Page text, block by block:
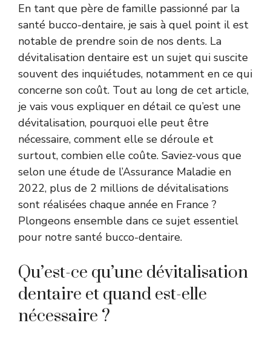
En tant que père de famille passionné par la
santé bucco-dentaire, je sais à quel point il est
notable de prendre soin de nos dents. La
dévitalisation dentaire est un sujet qui suscite
souvent des inquiétudes, notamment en ce qui
concerne son coût. Tout au long de cet article,
je vais vous expliquer en détail ce qu’est une
dévitalisation, pourquoi elle peut être
nécessaire, comment elle se déroule et
surtout, combien elle coûte. Saviez-vous que
selon une étude de l’Assurance Maladie en
2022, plus de 2 millions de dévitalisations
sont réalisées chaque année en France ?
Plongeons ensemble dans ce sujet essentiel
pour notre santé bucco-dentaire.
Qu’est-ce qu’une dévitalisation
dentaire et quand est-elle
nécessaire ?